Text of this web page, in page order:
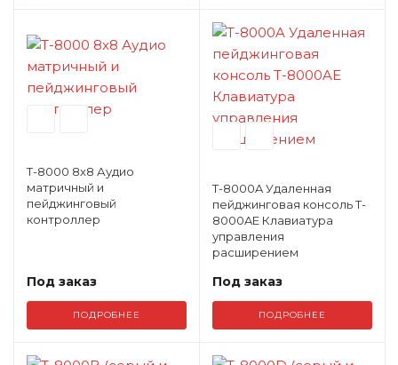
T-8000 8x8 Аудио
матричный и
пейджинговый
контроллер
Под заказ
ПОДРОБНЕЕ
T-8000A Удаленная
пейджинговая консоль T-
8000AE Клавиатура
управления
расширением
Под заказ
ПОДРОБНЕЕ